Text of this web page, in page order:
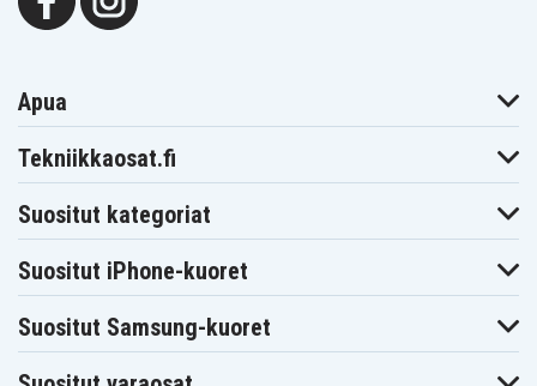
Norlett
John Deere
X738 (2013–)
Muut merkit
Turfmaster 360
Lawn Boy 9000-sarja
Ford (useita malleja, mm. LT & LGT-sarja)
Honda (H2013, H2113)
Yard Man (kaikki, 2005–)
Apua
Tekniikkaosat.fi
Suositut kategoriat
Suositut iPhone-kuoret
Suositut Samsung-kuoret